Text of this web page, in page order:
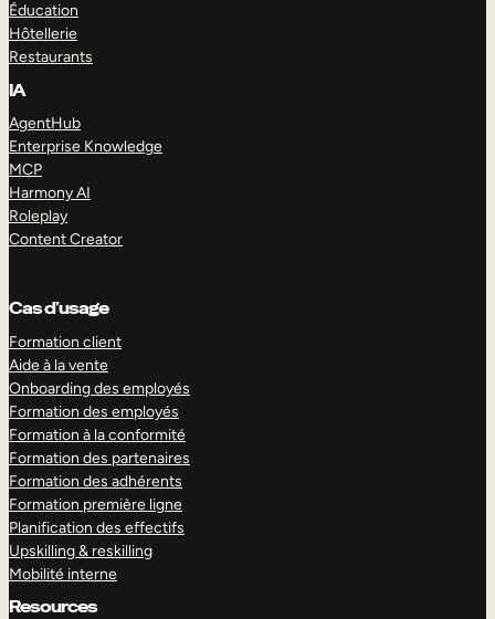
Éducation
Hôtellerie
Restaurants
IA
AgentHub
Enterprise Knowledge
MCP
Harmony AI
Roleplay
Content Creator
Cas d’usage
Formation client
Aide à la vente
Onboarding des employés
Formation des employés
Formation à la conformité
Formation des partenaires
Formation des adhérents
Formation première ligne
Planification des effectifs
Upskilling & reskilling
Mobilité interne
Resources